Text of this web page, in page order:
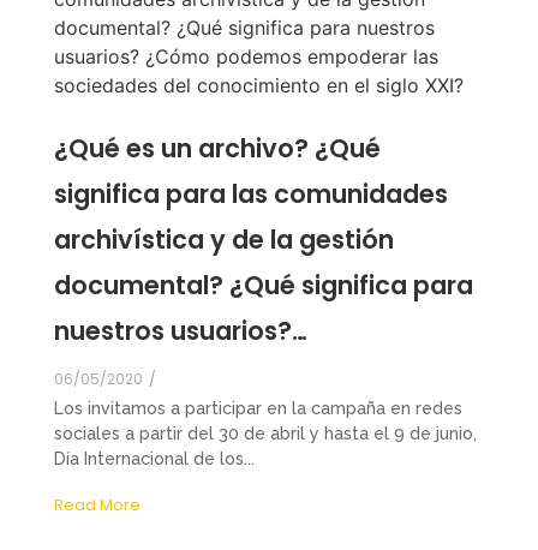
¿Qué es un archivo? ¿Qué
significa para las comunidades
archivística y de la gestión
documental? ¿Qué significa para
nuestros usuarios?…
06/05/2020 /
Los invitamos a participar en la campaña en redes
sociales a partir del 30 de abril y hasta el 9 de junio,
Día Internacional de los...
Read More